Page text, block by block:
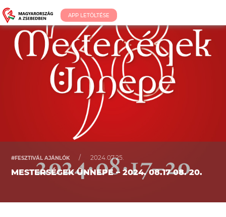
APP LETÖLTÉSE
#FESZTIVÁL AJÁNLÓK / 2024.07.25.
MESTERSÉGEK ÜNNEPE – 2024. 08.17 08. 20.